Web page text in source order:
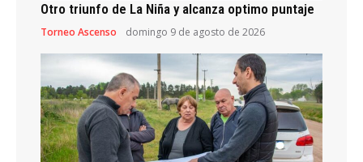
Otro triunfo de La Niña y alcanza optimo puntaje
Torneo Ascenso domingo 9 de agosto de 2026